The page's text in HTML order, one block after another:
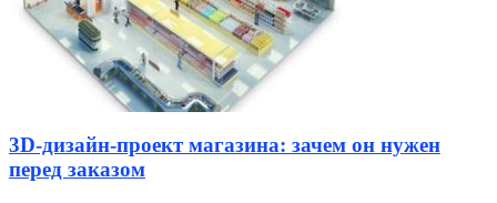
3D-дизайн-проект магазина: зачем он нужен
перед заказом